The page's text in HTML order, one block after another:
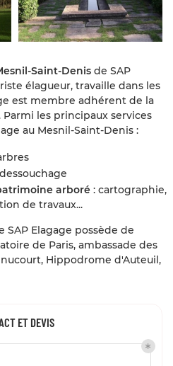
Saint-Denis de SAP
élagueur, travaille dans les
est membre adhérent de la
les principaux services
au Mesnil-Saint-Denis :
arboré : cartographie,
de travaux...
SAP Elagage possède de
de Paris, ambassade des
Hippodrome d'Auteuil,
ET DEVIS